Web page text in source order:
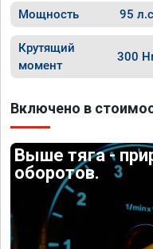
Мощность 95
Крутящий
момент
300
Включено в
Выше тяга -
оборотов.